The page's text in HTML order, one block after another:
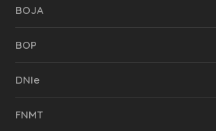
BOJA
BOP
DNIe
FNMT